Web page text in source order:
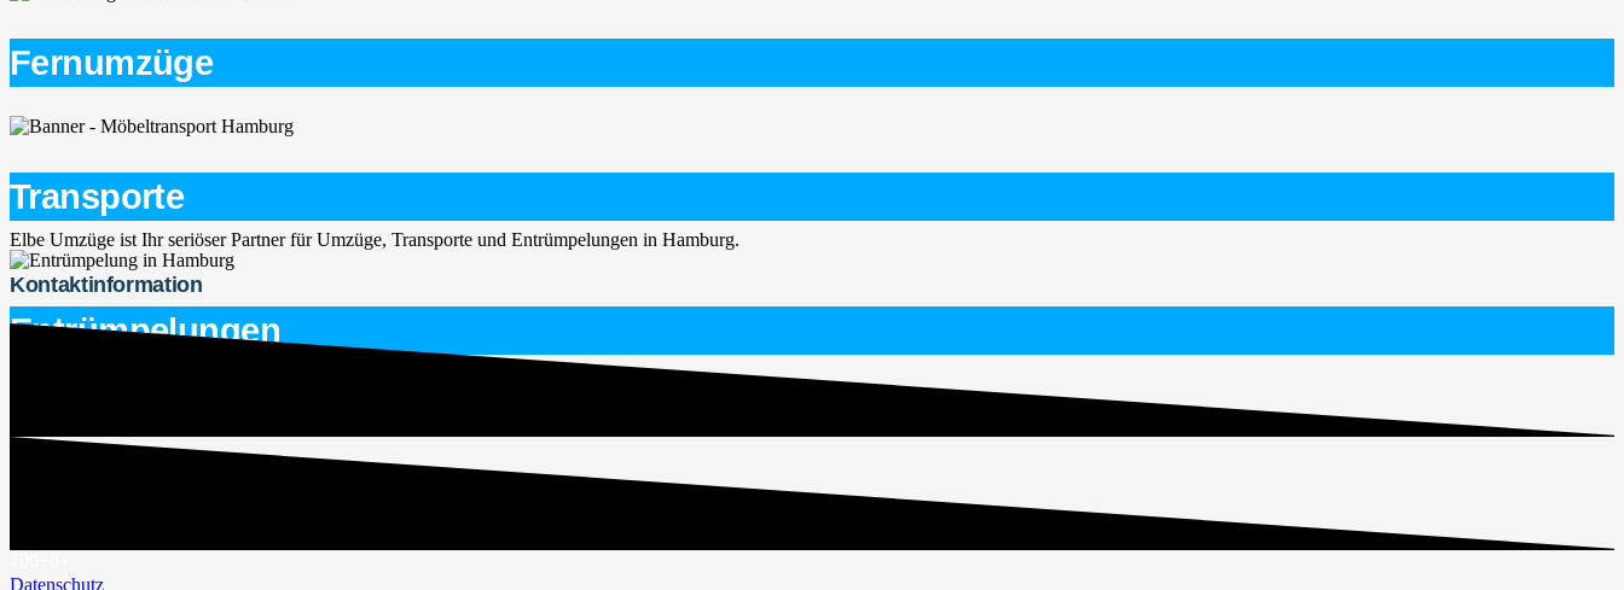
Fernumzüge
Transporte
Entrümpelungen
Elbe Umzüge ist Ihr seriöser Partner für Umzüge, Transporte und Entrümpelungen in Hamburg.
Kontaktinformation
service@elbe-umzuege.de
Datenschutz